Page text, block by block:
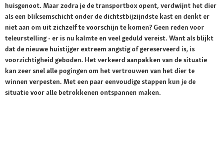
huisgenoot. Maar zodra je de transportbox opent, verdwijnt het dier
als een bliksemschicht onder de dichtstbijzijndste kast en denkt er
niet aan om uit zichzelf te voorschijn te komen? Geen reden voor
teleurstelling - er is nu kalmte en veel geduld vereist. Want als blijkt
dat de nieuwe huistijger extreem angstig of gereserveerd is, is
voorzichtigheid geboden. Het verkeerd aanpakken van de situatie
kan zeer snel alle pogingen om het vertrouwen van het dier te
winnen verpesten. Met een paar eenvoudige stappen kun je de
situatie voor alle betrokkenen ontspannen maken.